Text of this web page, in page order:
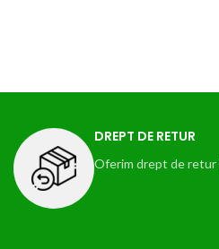
DREPT DE RETUR
Oferim drept de retur